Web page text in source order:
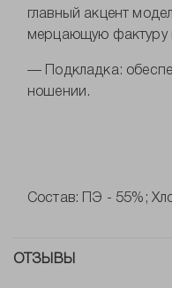
главный акцент
мерцающую фактуру
— Подкладка:
ношении.
Состав: ПЭ - 55%;
ОТЗЫВЫ